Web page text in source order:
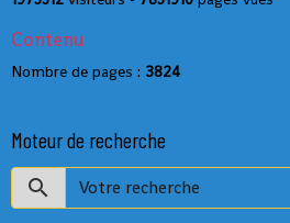
Contenu
Nombre de pages : 3824
Moteur de recherche